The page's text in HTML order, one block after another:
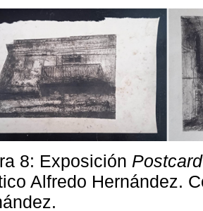
8: Exposición Postcard
Alfredo Hernández.